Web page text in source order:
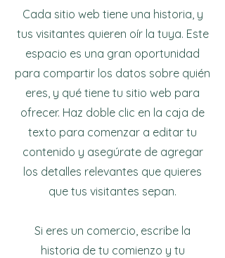
Cada sitio web tiene una historia, y
tus visitantes quieren oír la tuya. Este
espacio es una gran oportunidad
para compartir los datos sobre quién
eres, y qué tiene tu sitio web para
ofrecer. Haz doble clic en la caja de
texto para comenzar a editar tu
contenido y asegúrate de agregar
los detalles relevantes que quieres
que tus visitantes sepan.
Si eres un comercio, escribe la
historia de tu comienzo y tu